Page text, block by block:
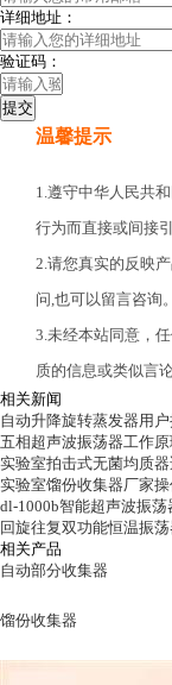
详细地址：
验证码：
温馨提示
1.遵守中华人民共
行为而直接或间接
2.请您真实的反映
问,也可以留言咨询。
3.未经本站同意，
质的信息或类似言论
相关新闻
自动升降旋转蒸发器用
五相超声波振荡器工作
实验室拍击式无菌均质
实验室馏份收集器厂家
dl-1000b智能超声波振
回旋往复双功能恒温振
相关产品
自动部分收集器
馏份收集器